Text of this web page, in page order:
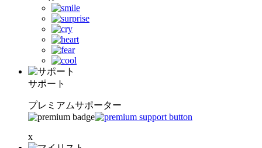
サポート
プレミアムサポーター
x